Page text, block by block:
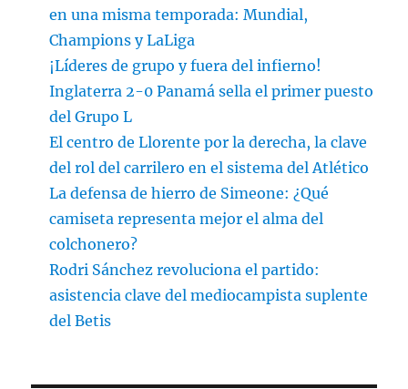
en una misma temporada: Mundial,
Champions y LaLiga
¡Líderes de grupo y fuera del infierno!
Inglaterra 2-0 Panamá sella el primer puesto
del Grupo L
El centro de Llorente por la derecha, la clave
del rol del carrilero en el sistema del Atlético
La defensa de hierro de Simeone: ¿Qué
camiseta representa mejor el alma del
colchonero?
Rodri Sánchez revoluciona el partido:
asistencia clave del mediocampista suplente
del Betis